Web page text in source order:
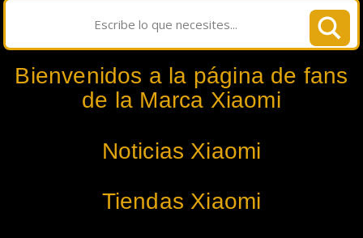
Bienvenidos a la página de fans
de la Marca Xiaomi
Noticias Xiaomi
Tiendas Xiaomi